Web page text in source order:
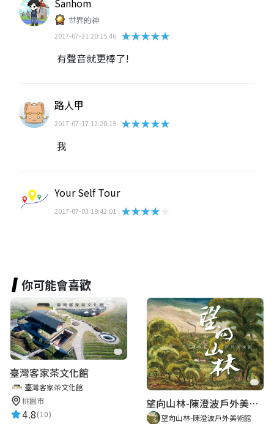
Sanhom
世界的神
2017-07-31 20:15:46 ★★★★★
有聲音就更棒了!
路人甲
2017-07-17 12:28:15 ★★★★★
我
Your Self Tour
2017-07-03 19:42:01 ★★★★★
你可能會喜歡
臺灣客家茶文化館
臺灣客家茶文化館
桃園市
4.8(10)
望向山林-陳澄波戶外美術館
望向山林-陳澄波戶外美術館